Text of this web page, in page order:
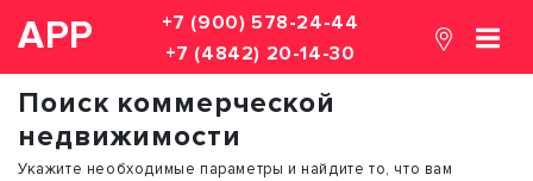
АРР
+7 (900) 578-24-44
+7 (4842) 20-14-30
Поиск коммерческой
недвижимости
Укажите необходимые параметры и найдите то, что вам